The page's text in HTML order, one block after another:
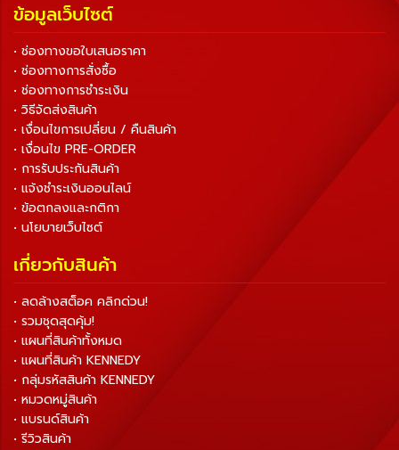
ข้อมูลเว็บไซต์
• ช่องทางขอใบเสนอราคา
• ช่องทางการสั่งซื้อ
• ช่องทางการชำระเงิน
• วิธีจัดส่งสินค้า
• เงื่อนไขการเปลี่ยน / คืนสินค้า
• เงื่อนไข PRE-ORDER
• การรับประกันสินค้า
• แจ้งชำระเงินออนไลน์
• ข้อตกลงและกติกา
• นโยบายเว็บไซต์
เกี่ยวกับสินค้า
• ลดล้างสต็อค คลิกด่วน!
• รวมชุดสุดคุ้ม!
• แผนที่สินค้าทั้งหมด
• แผนที่สินค้า KENNEDY
• กลุ่มรหัสสินค้า KENNEDY
• หมวดหมู่สินค้า
• แบรนด์สินค้า
• รีวิวสินค้า